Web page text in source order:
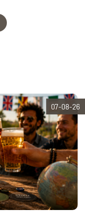
07-08-26